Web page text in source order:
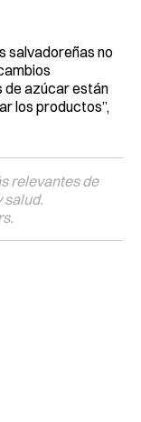
salvadoreñas no
de azúcar están
los productos”,
relevantes de
salud.